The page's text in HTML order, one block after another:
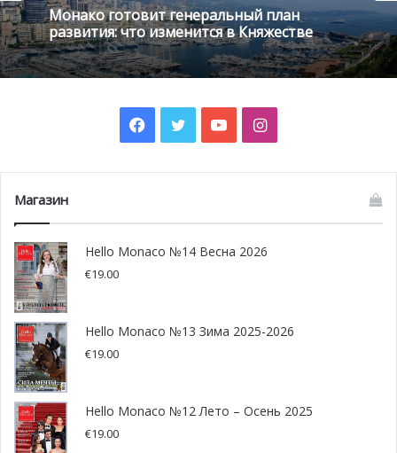
Несмотря на каникулы, княжеские инициативы
продолжают работать. Так, Фонд принцессы Монако
Шарлен профинансировал курс безопасности на воде в
рамках греческой Национальной Программы Водной
Безопасности под руководством Академии
Спасательного спорта. Статиc Аврамиди, член греческой
Федерации по контролю за подводной деятельностью,
Монако готовит генеральный план
развития: что изменится в Княжестве
Facebook
TwitterYouTubeInstagram
Магазин
Hello Monaco №14 Весна 2026
€19.00
Hello Monaco №13 Зима 2025-2026
€19.00
Hello Monaco №12 Лето – Осень 2025
€19.00